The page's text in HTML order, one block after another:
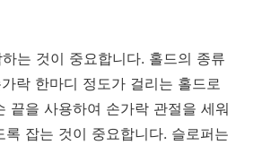
는 것이 중요합니다. 홀드의 종류
락 한마디 정도가 걸리는 홀드로
끝을 사용하여 손가락 관절을 세워
잡는 것이 중요합니다. 슬로퍼는